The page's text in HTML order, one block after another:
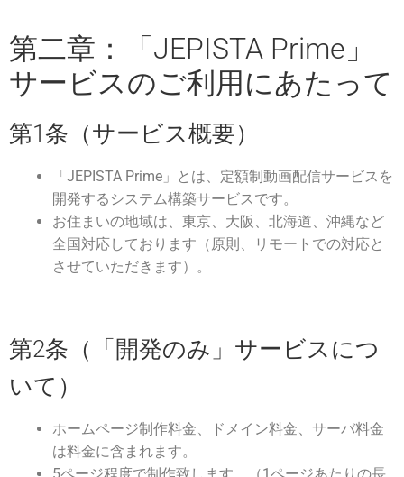
第二章：「JEPISTA Prime」
サービスのご利用にあたって
第1条（サービス概要）
「JEPISTA Prime」とは、定額制動画配信サービスを
開発するシステム構築サービスです。
お住まいの地域は、東京、大阪、北海道、沖縄など
全国対応しております（原則、リモートでの対応と
させていただきます）。
第2条（「開発のみ」サービスにつ
いて）
ホームページ制作料金、ドメイン料金、サーバ料金
は料金に含まれます。